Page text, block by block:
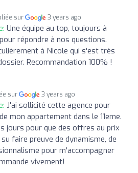
sur 3 years ago
Une équipe au top, toujours à
répondre à nos questions.
à Nicole qui s'est très
Recommandation 100% !
sur 3 years ago
J'ai sollicité cette agence pour
mon appartement dans le 11eme.
jours pour que des offres au prix
faire preuve de dynamisme, de
pour m'accompagner
vivement!